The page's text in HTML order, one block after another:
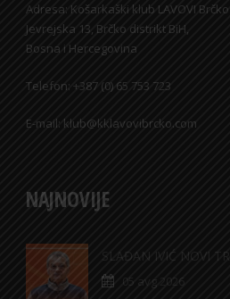
Adresa: Košarkaški klub LAVOVI
Jevrejska 13, Brčko distrikt BiH,
Bosna i Hercegovina
Telefon: +387 (0) 65 753 723
E-mail: klub@kklavovibrcko.com
NAJNOVIJE
SLAĐAN IVIĆ NOVI
05 avg 2026